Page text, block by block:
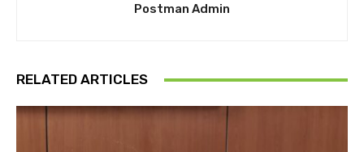
Postman Admin
RELATED ARTICLES